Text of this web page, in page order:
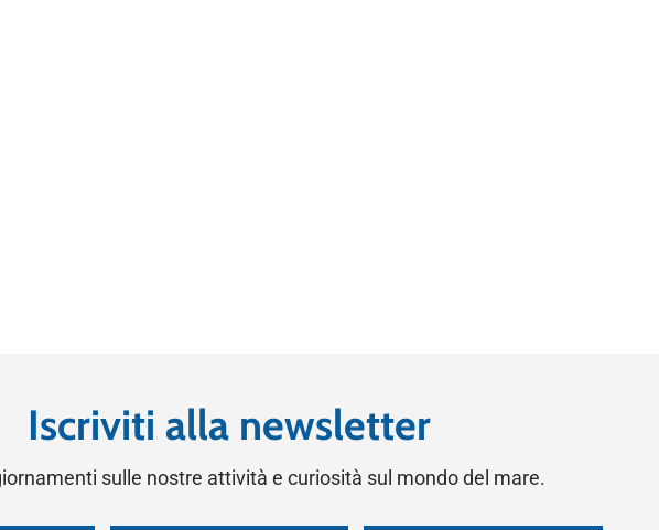
Iscriviti alla newsletter
sulle nostre attività e curiosità sul mondo del mare.